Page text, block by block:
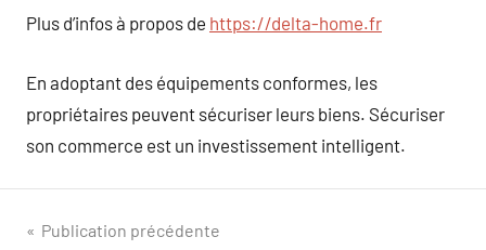
Plus d’infos à propos de https://delta-home.fr
En adoptant des équipements conformes, les
propriétaires peuvent sécuriser leurs biens. Sécuriser
son commerce est un investissement intelligent.
Navigation
Publication précédente